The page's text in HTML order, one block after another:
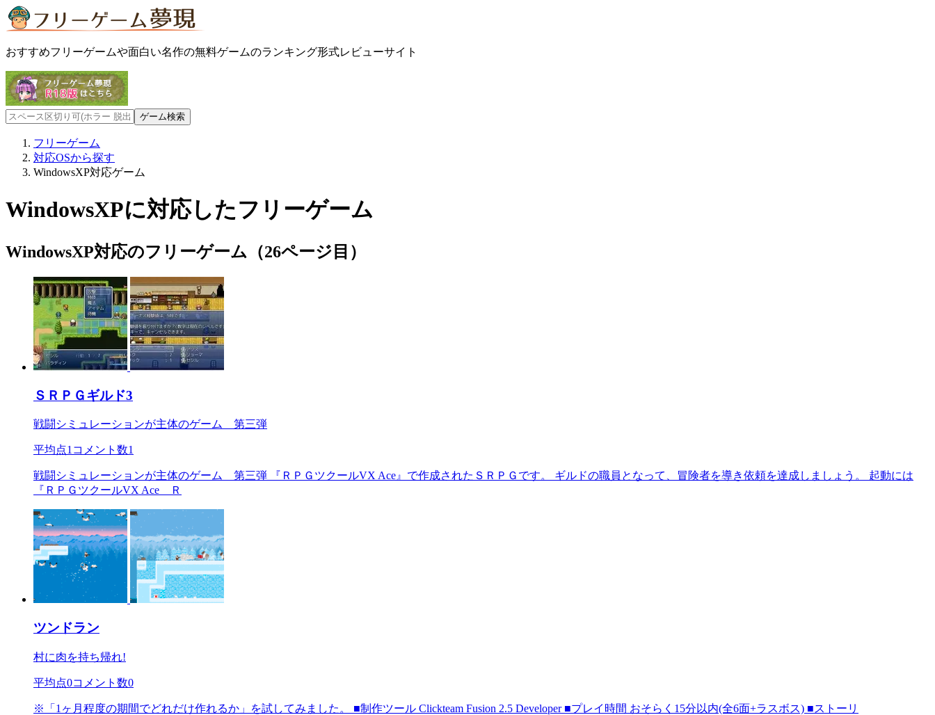
おすすめフリーゲームや面白い名作の無料ゲームのランキング形式レビューサイト
フリーゲーム
対応OSから探す
WindowsXP対応ゲーム
WindowsXPに対応したフリーゲーム
WindowsXP対応のフリーゲーム（26ページ目）
ＳＲＰＧギルド3
戦闘シミュレーションが主体のゲーム 第三弾
平均点1 コメント数1
戦闘シミュレーションが主体のゲーム 第三弾 『ＲＰＧツクールVX Ace』で作成されたＳＲＰＧです。 ギルドの職員となって、冒険者を導き依頼を達成しましょう。 起動には
『ＲＰＧツクールVX Ace Ｒ
ツンドラン
村に肉を持ち帰れ!
平均点0コメント数0
※「1ヶ月程度の期間でどれだけ作れるか」を試してみました。 ■制作ツール Clickteam Fusion 2.5 Developer ■プレイ時間 おそらく15分以内(全6面+ラスボス) ■ストーリ